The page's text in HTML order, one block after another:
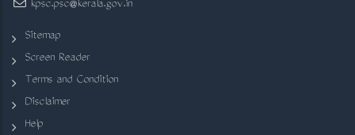
kpsc.psc@kerala.gov.in
Sitemap
Screen Reader
Terms and Condition
Disclaimer
Help